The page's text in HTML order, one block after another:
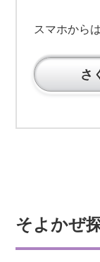
スマホから
さ
そよかぜ